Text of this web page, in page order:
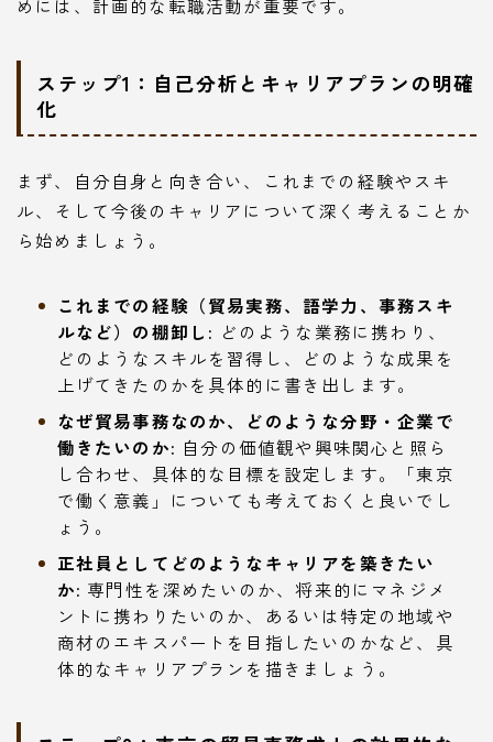
めには、計画的な転職活動が重要です。
ステップ1：自己分析とキャリアプランの明確
化
まず、自分自身と向き合い、これまでの経験やスキ
ル、そして今後のキャリアについて深く考えることか
ら始めましょう。
これまでの経験（貿易実務、語学力、事務スキ
ルなど）の棚卸し: どのような業務に携わり、
どのようなスキルを習得し、どのような成果を
上げてきたのかを具体的に書き出します。
なぜ貿易事務なのか、どのような分野・企業で
働きたいのか: 自分の価値観や興味関心と照ら
し合わせ、具体的な目標を設定します。「東京
で働く意義」についても考えておくと良いでし
ょう。
正社員としてどのようなキャリアを築きたい
か: 専門性を深めたいのか、将来的にマネジメ
ントに携わりたいのか、あるいは特定の地域や
商材のエキスパートを目指したいのかなど、具
体的なキャリアプランを描きましょう。